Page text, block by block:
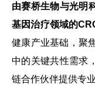
由赛桥生物与光明
基因治疗领域的
健康产业基础，聚
中的关键共性需求
链合作伙伴提供专